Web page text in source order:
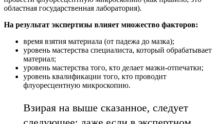
областная государственная лаборатория).
На результат экспертизы влияет множество факторов:
время взятия материала (от падежа до мазка);
уровень мастерства специалиста, который обрабатывает
материал;
уровень мастерства того, кто делает мазки-отпечатки;
уровень квалификации того, кто проводит
флуоресцентную микроскопию.
Взирая на выше сказанное, следует